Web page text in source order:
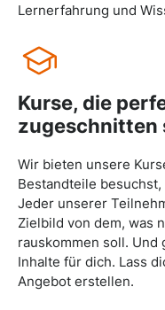
Lernerfahrung und
Kurse, die
zugeschnitten
Wir bieten unsere
Bestandteile
Jeder unserer
Zielbild von dem, was
rauskommen soll.
Inhalte für dich. Lass
Angebot erstellen.